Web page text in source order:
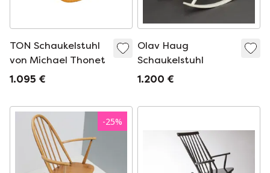
TON Schaukelstuhl
von Michael Thonet
1.095 €
Olav Haug
Schaukelstuhl
1.200 €
-25%